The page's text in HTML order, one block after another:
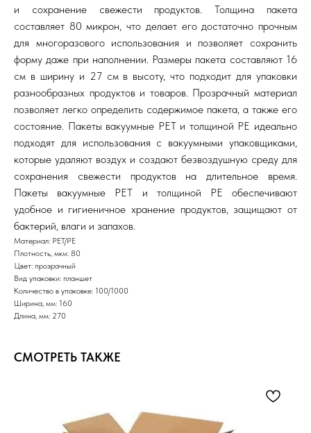
и сохранение свежести продуктов. Толщина пакета
составляет 80 микрон, что делает его достаточно прочным
для многоразового использования и позволяет сохранить
форму даже при наполнении. Размеры пакета составляют 16
см в ширину и 27 см в высоту, что подходит для упаковки
разнообразных продуктов и товаров. Прозрачный материал
позволяет легко определить содержимое пакета, а также его
состояние. Пакеты вакуумные PET и толщиной PE идеально
подходят для использования с вакуумными упаковщиками,
которые удаляют воздух и создают безвоздушную среду для
сохранения свежести продуктов на длительное время.
Пакеты вакуумные PET и толщиной PE обеспечивают
удобное и гигиеничное хранение продуктов, защищают от
бактерий, влаги и запахов.
Материал: PET/PE
Плотность, мкм: 80
Цвет: прозрачный
Вид упаковки: планшет
Количество в упаковке: 100/1000
Ширина, мм: 160
Длина, мм: 270
СМОТРЕТЬ ТАКЖЕ